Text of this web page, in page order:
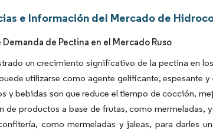
e Información del Mercado de
de Pectina en el Mercado Ruso
un crecimiento significativo de la pectina en
utilizarse como agente gelificante, espesante
y bebidas son que reduce el tiempo de cocción,
de productos a base de frutas, como mermeladas,
como mermeladas y jaleas, para darles